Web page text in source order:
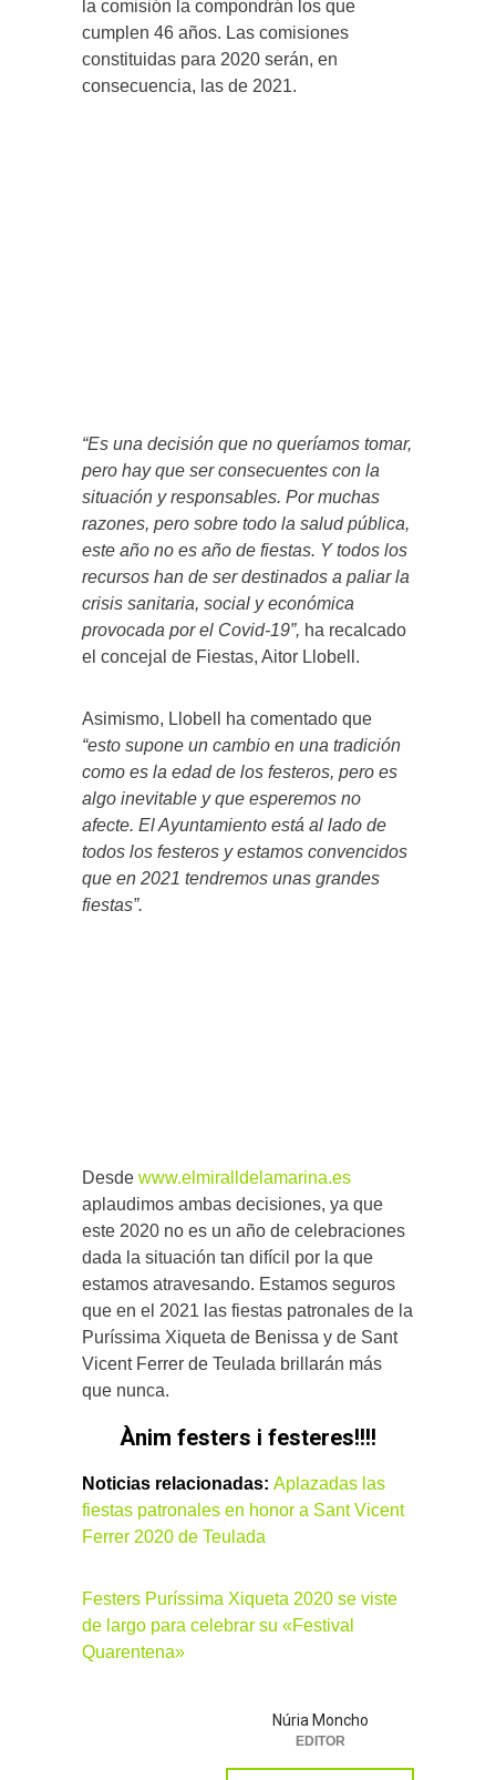
la comisión la compondrán los que
cumplen 46 años. Las comisiones
constituidas para 2020 serán, en
consecuencia, las de 2021.
“Es una decisión que no queríamos tomar,
pero hay que ser consecuentes con la
situación y responsables. Por muchas
razones, pero sobre todo la salud pública,
este año no es año de fiestas. Y todos los
recursos han de ser destinados a paliar la
crisis sanitaria, social y económica
provocada por el Covid-19”, ha recalcado
el concejal de Fiestas, Aitor Llobell.
Asimismo, Llobell ha comentado que
“esto supone un cambio en una tradición
como es la edad de los festeros, pero es
algo inevitable y que esperemos no
afecte. El Ayuntamiento está al lado de
todos los festeros y estamos convencidos
que en 2021 tendremos unas grandes
fiestas”.
Desde www.elmiralldelamarina.es
aplaudimos ambas decisiones, ya que
este 2020 no es un año de celebraciones
dada la situación tan difícil por la que
estamos atravesando. Estamos seguros
que en el 2021 las fiestas patronales de la
Puríssima Xiqueta de Benissa y de Sant
Vicent Ferrer de Teulada brillarán más
que nunca.
Ànim festers i festeres!!!!
Noticias relacionadas: Aplazadas las
fiestas patronales en honor a Sant Vicent
Ferrer 2020 de Teulada
Festers Puríssima Xiqueta 2020 se viste
de largo para celebrar su «Festival
Quarentena»
Núria Moncho
EDITOR